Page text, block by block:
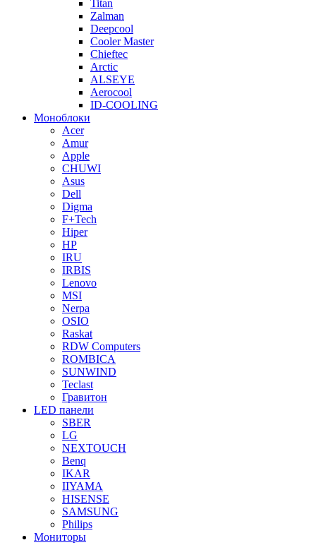
Titan
Zalman
Deepcool
Cooler Master
Chieftec
Arctic
ALSEYE
Aerocool
ID-COOLING
Моноблоки
Acer
Amur
Apple
CHUWI
Asus
Dell
Digma
F+Tech
Hiper
HP
IRU
IRBIS
Lenovo
MSI
Nerpa
OSIO
Raskat
RDW Computers
ROMBICA
SUNWIND
Teclast
Гравитон
LED панели
SBER
LG
NEXTOUCH
Benq
IKAR
IIYAMA
HISENSE
SAMSUNG
Philips
Мониторы